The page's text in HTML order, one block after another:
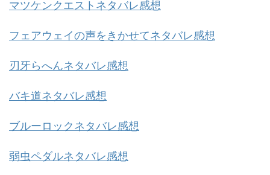
マツケンクエストネタバレ感想
フェアウェイの声をきかせてネタバレ感想
刃牙らへんネタバレ感想
バキ道ネタバレ感想
ブルーロックネタバレ感想
弱虫ペダルネタバレ感想